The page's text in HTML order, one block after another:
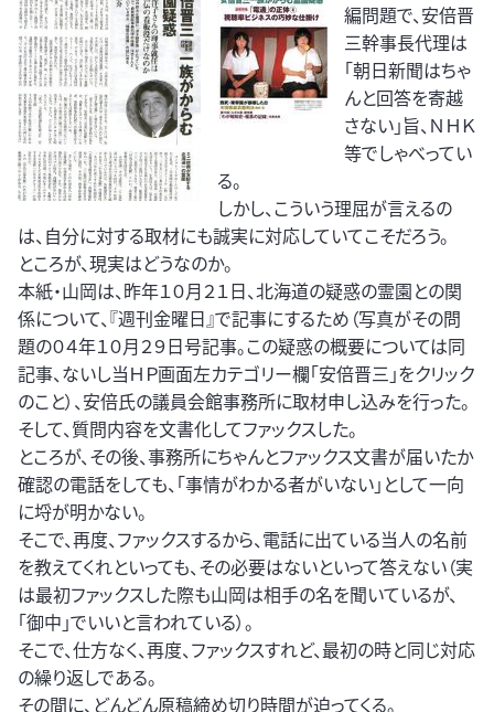
編問題で、安倍晋
三幹事長代理は
「朝日新聞はちゃ
んと回答を寄越
さない」旨、ＮＨＫ
等でしゃべってい
る。
しかし、こういう理屈が言えるの
は、自分に対する取材にも誠実に対応していてこそだろう。
ところが、現実はどうなのか。
本紙・山岡は、昨年１０月２１日、北海道の疑惑の霊園との関
係について、『週刊金曜日』で記事にするため（写真がその問
題の０４年１０月２９日号記事。この疑惑の概要については同
記事、ないし当ＨＰ画面左カテゴリー欄「安倍晋三」をクリック
のこと）、安倍氏の議員会館事務所に取材申し込みを行った。
そして、質問内容を文書化してファックスした。
ところが、その後、事務所にちゃんとファックス文書が届いたか
確認の電話をしても、「事情がわかる者がいない」として一向
に埒が明かない。
そこで、再度、ファックスするから、電話に出ている当人の名前
を教えてくれといっても、その必要はないといって答えない（実
は最初ファックスした際も山岡は相手の名を聞いているが、
「御中」でいいと言われている）。
そこで、仕方なく、再度、ファックスすれど、最初の時と同じ対応
の繰り返しである。
その間に、どんどん原稿締め切り時間が迫ってくる。